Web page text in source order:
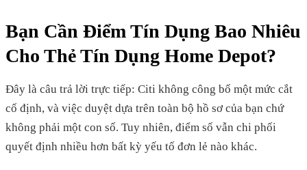
Bạn Cần Điểm Tín Dụng Bao Nhiêu
Cho Thẻ Tín Dụng Home Depot?
Đây là câu trả lời trực tiếp: Citi không công bố một mức cắt
cố định, và việc duyệt dựa trên toàn bộ hồ sơ của bạn chứ
không phải một con số. Tuy nhiên, điểm số vẫn chi phối
quyết định nhiều hơn bất kỳ yếu tố đơn lẻ nào khác.